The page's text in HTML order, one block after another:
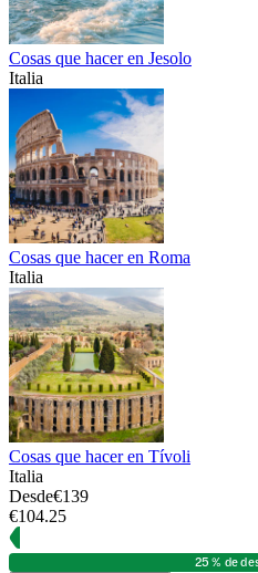
Cosas que hacer en Jesolo
Italia
Cosas que hacer en Roma
Italia
Cosas que hacer en Tívoli
Italia
Desde€139
€104.25
25 % de